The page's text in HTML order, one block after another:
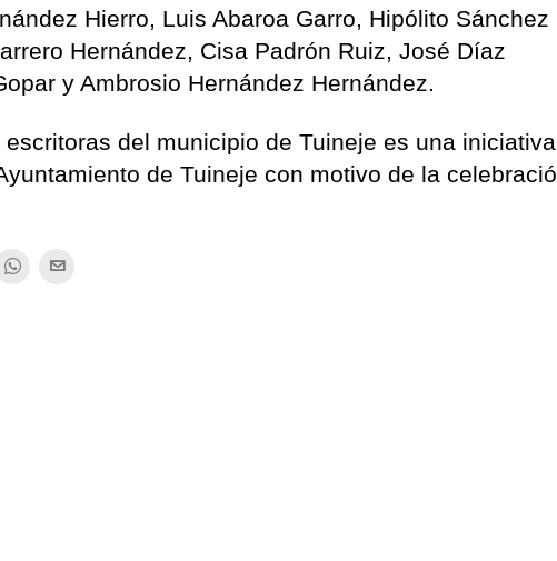
Hierro, Luis Abaroa Garro, Hipólito Sánchez
Hernández, Cisa Padrón Ruiz, José Díaz
y Ambrosio Hernández Hernández.
del municipio de Tuineje es una iniciativa
de Tuineje con motivo de la